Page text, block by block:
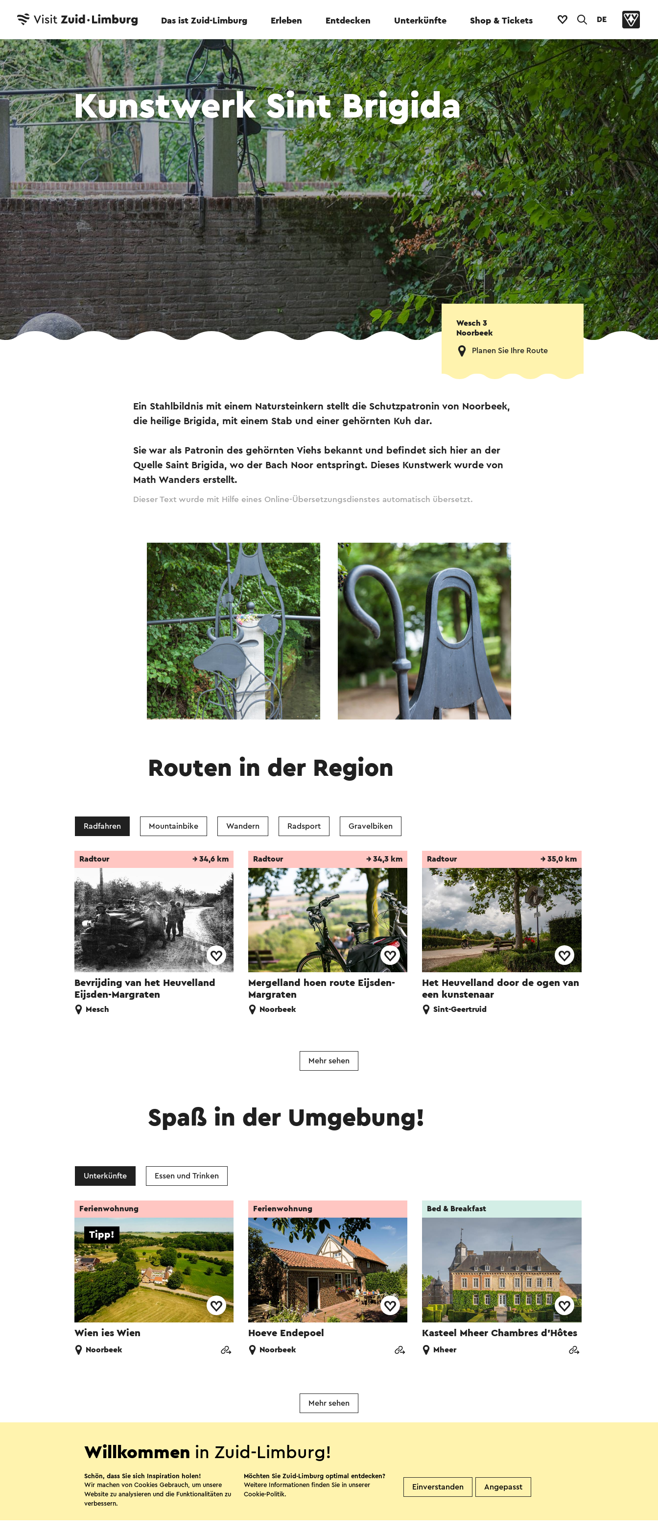
Das ist Zuid-Limburg Erleben Entdecken Unterkünfte Shop & Tickets DE
Kunstwerk Sint Brigida
Wesch 3
Noorbeek
Planen Sie Ihre Route
Ein Stahlbildnis mit einem Natursteinkern stellt die Schutzpatronin von Noorbeek,
die heilige Brigida, mit einem Stab und einer gehörnten Kuh dar.
Sie war als Patronin des gehörnten Viehs bekannt und befindet sich hier an der
Quelle Saint Brigida, wo der Bach Noor entspringt. Dieses Kunstwerk wurde von
Math Wanders erstellt.
Dieser Text wurde mit Hilfe eines Online-Übersetzungsdienstes automatisch übersetzt.
Routen in der Region
Radfahren Mountainbike Wandern Radsport Gravelbiken
Bevrijding van het Heuvelland
Eijsden-Margraten
Radtour → 34,6 km
Mesch
Mergelland hoen route Eijsden-
Margraten
Radtour → 34,3 km
Noorbeek
Het Heuvelland door de ogen van
een kunstenaar
Radtour → 35,0 km
Sint-Geertruid
Mehr sehen
Spaß in der Umgebung!
Unterkünfte Essen und Trinken
Wien ies Wien
Tipp!
Ferienwohnung
Noorbeek
Hoeve Endepoel
Ferienwohnung
Noorbeek
Kasteel Mheer Chambres d’Hôtes
Bed & Breakfast
Mheer
Mehr sehen
Diese Seite teilen
Willkommen in Zuid-Limburg!
Schön, dass Sie sich Inspiration holen!
Wir machen von Cookies Gebrauch, um unsere
Website zu analysieren und die Funktionalitäten zu
verbessern.
Möchten Sie Zuid-Limburg optimal entdecken?
Weitere Informationen finden Sie in unserer
Cookie-Politik.
Einverstanden Angepasst